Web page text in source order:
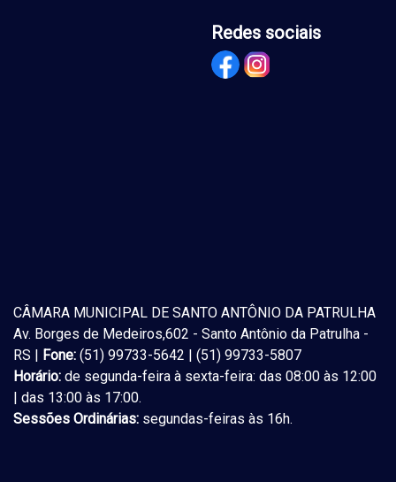
Redes sociais
CÂMARA MUNICIPAL DE SANTO ANTÔNIO DA PATRULHA
Av. Borges de Medeiros,602 - Santo Antônio da Patrulha -
RS |
Fone: (51) 99733-5642 | (51) 99733-5807
Horário: de segunda-feira à sexta-feira: das 08:00 às 12:00
| das 13:00 às 17:00.
Sessões Ordinárias: segundas-feiras às 16h.